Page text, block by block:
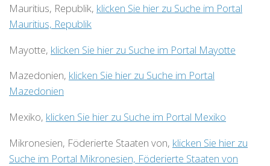
Mauritius, Republik, klicken Sie hier zu Suche im Portal
Mauritius, Republik
Mayotte, klicken Sie hier zu Suche im Portal Mayotte
Mazedonien, klicken Sie hier zu Suche im Portal
Mazedonien
Mexiko, klicken Sie hier zu Suche im Portal Mexiko
Mikronesien, Föderierte Staaten von, klicken Sie hier zu
Suche im Portal Mikronesien, Föderierte Staaten von